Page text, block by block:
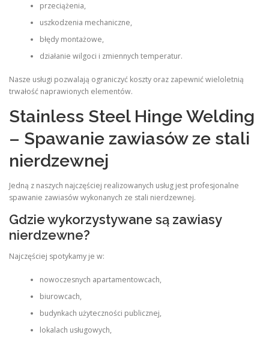
przeciążenia,
uszkodzenia mechaniczne,
błędy montażowe,
działanie wilgoci i zmiennych temperatur.
Nasze usługi pozwalają ograniczyć koszty oraz zapewnić wieloletnią
trwałość naprawionych elementów.
Stainless Steel Hinge Welding
– Spawanie zawiasów ze stali
nierdzewnej
Jedną z naszych najczęściej realizowanych usług jest profesjonalne
spawanie zawiasów wykonanych ze stali nierdzewnej.
Gdzie wykorzystywane są zawiasy
nierdzewne?
Najczęściej spotykamy je w:
nowoczesnych apartamentowcach,
biurowcach,
budynkach użyteczności publicznej,
lokalach usługowych,